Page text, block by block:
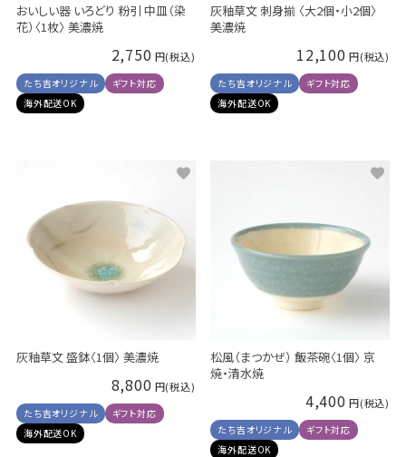
おいしい器 いろどり 粉引 中皿（染
花）〈1枚〉 美濃焼
2,750
たち吉オリジナル
ギフト対応
海外配送OK
灰釉草文 刺身揃 〈大2個・小2個〉
美濃焼
12,100
たち吉オリジナル
ギフト対応
海外配送OK
灰釉草文 盛鉢〈1個〉 美濃焼
8,800
たち吉オリジナル
ギフト対応
海外配送OK
松風（まつかぜ） 飯茶碗〈1個〉 京
焼・清水焼
4,400
たち吉オリジナル
ギフト対応
海外配送OK